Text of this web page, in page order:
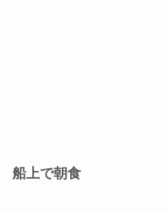
船上で朝食